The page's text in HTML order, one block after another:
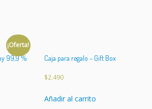
¡Oferta!
99,9 %
Caja para regalo – Gift Box
$2.490
Añadir al carrito